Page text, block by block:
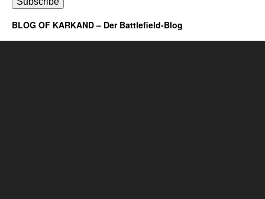
BLOG OF KARKAND – Der Battlefield-Blog